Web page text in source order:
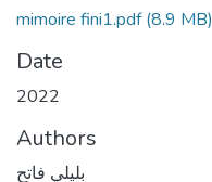
mimoire fini1.pdf (8.9 MB)
Date
2022
Authors
بليلي فاتح